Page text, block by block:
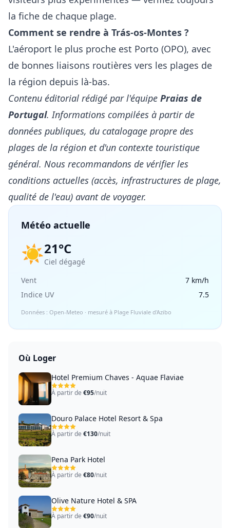
la fiche de chaque plage.
Comment se rendre à Trás-os-Montes ?
L'aéroport le plus proche est Porto (OPO), avec
de bonnes liaisons routières vers les plages de
la région depuis là-bas.
Contenu éditorial rédigé par l'équipe Praias de
Portugal. Informations compilées à partir de
données publiques, du catalogage propre des
plages de la région et d'un contexte touristique
général. Nous recommandons de vérifier les
conditions actuelles (accès, infrastructures de plage,
qualité de l'eau) avant de voyager.
Météo actuelle
☀️21°C
Ciel dégagé
Vent
7 km/h
Indice UV
7.5
Données : Open-Meteo · mesuré à Plage Fluviale d'Azibo
Où Loger
Hotel Premium Chaves - Aquae Flaviae
À partir de €95/nuit
Douro Palace Hotel Resort & Spa
À partir de €130/nuit
Pena Park Hotel
À partir de €80/nuit
Olive Nature Hotel & SPA
À partir de €90/nuit